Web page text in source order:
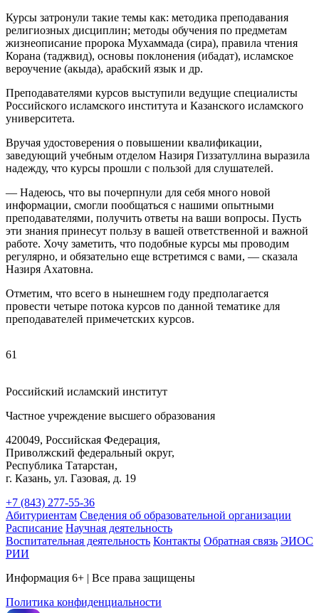
Курсы затронули такие темы как: методика преподавания
религиозных дисциплин; методы обучения по предметам
жизнеописание пророка Мухаммада (сира), правила чтения
Корана (таджвид), основы поклонения (ибадат), исламское
вероучение (акыда), арабский язык и др.
Преподавателями курсов выступили ведущие специалисты
Российского исламского института и Казанского исламского
университета.
Вручая удостоверения о повышении квалификации,
заведующий учебным отделом Назиря Гиззатуллина выразила
надежду, что курсы прошли с пользой для слушателей.
— Надеюсь, что вы почерпнули для себя много новой
информации, смогли пообщаться с нашими опытными
преподавателями, получить ответы на ваши вопросы. Пусть
эти знания принесут пользу в вашей ответственной и важной
работе. Хочу заметить, что подобные курсы мы проводим
регулярно, и обязательно еще встретимся с вами, — сказала
Назиря Ахатовна.
Отметим, что всего в нынешнем году предполагается
провести четыре потока курсов по данной тематике для
преподавателей примечетских курсов.
61
Российский исламский институт
Частное учреждение высшего образования
420049, Российская Федерация,
Приволжский федеральный округ,
Республика Татарстан,
г. Казань, ул. Газовая, д. 19
+7 (843) 277-55-36
Абитуриентам Сведения об образовательной организации
Расписание Научная деятельность
Воспитательная деятельность Контакты Обратная связь ЭИОС
РИИ
Информация 6+ | Все права защищены
Политика конфиденциальности